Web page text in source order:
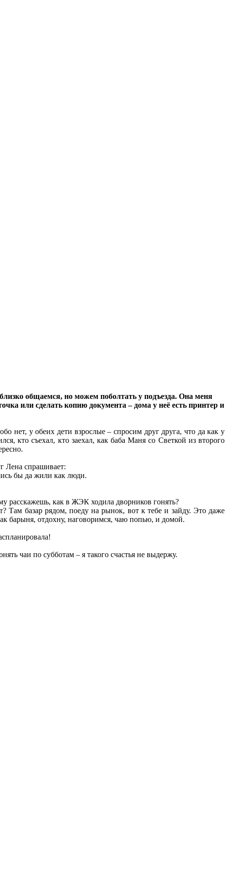
общаемся, но можем поболтать у подъезда. Она меня
или сделать копию документа – дома у неё есть принтер и
нет, у обеих дети взрослые – спросим друг друга, что да как у
кто съехал, кто заехал, как баба Маня со Светкой из второго
Лена спрашивает:
бы да жили как люди.
расскажешь, как в ЖЭК ходила дворников гонять?
Там базар рядом, поеду на рынок, вот к тебе и зайду. Это даже
барыня, отдохну, наговоримся, чаю попью, и домой.
чаи по субботам – я такого счастья не выдержу.